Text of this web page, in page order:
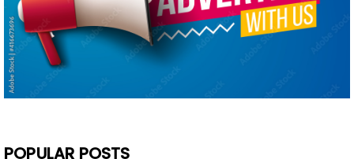
POPULAR POSTS